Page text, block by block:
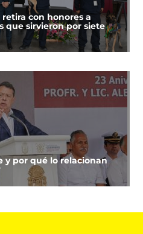
con honores a
que sirvieron por siete
y por qué lo relacionan